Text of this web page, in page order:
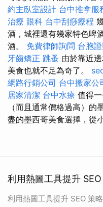
約主臥室設計 台中推拿服
治療 眼科 台中刮痧療程
酒，城裡還有幾家特色啤
酒。 免費律師詢問 台胞
牙齒矯正 跳蚤 由於靠近
美食也就不足為奇了。
網路行銷公司 台中搬家公
居家清潔 台中水療 值得
（而且通常價格過高）
盡的墨西哥美食選擇，從
利用熱圖工具提升
利用熱圖工具提升 SEO 策